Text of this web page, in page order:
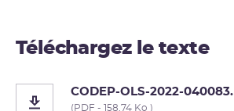
Téléchargez le texte
CODEP-OLS-2022-
(PDF - 158.74 Ko )